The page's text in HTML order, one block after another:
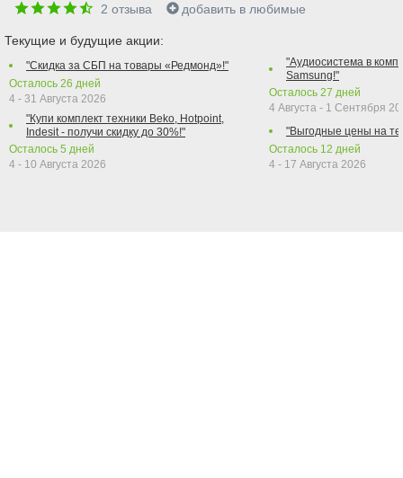
2 отзыва добавить в любимые
Текущие и будущие акции:
"Скидка за СБП на товары «Редмонд»!"
Осталось 26 дней
4 - 31 Августа 2026
"Купи комплект техники Beko, Hotpoint,
Indesit - получи скидку до 30%!"
Осталось 5 дней
4 - 10 Августа 2026
"Аудиосистема в
Samsung!"
Осталось 27 дней
4 Августа - 1 Сентября
"Выгодные цены на
Осталось 12 дней
4 - 17 Августа 2026